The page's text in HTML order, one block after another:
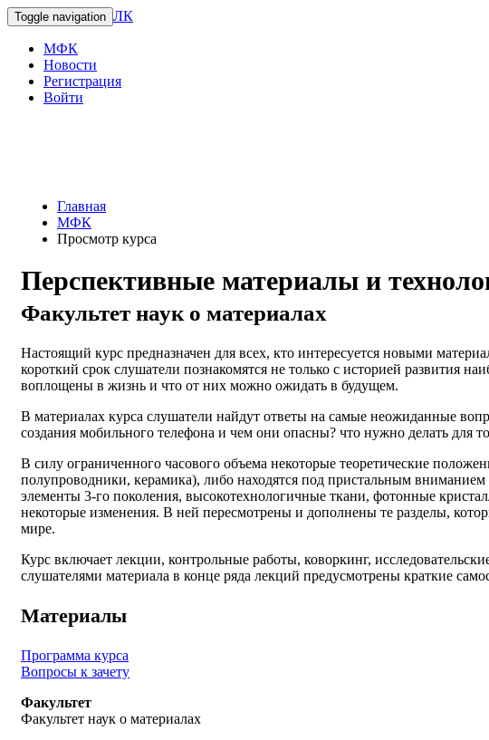
Toggle navigation ЛК
МФК
Новости
Регистрация
Войти
Главная
МФК
Просмотр курса
Перспективные материалы и
Факультет наук о материалах
Настоящий курс предназначен для всех, кто интересуется новыми
короткий срок слушатели познакомятся не только с историей развития
воплощены в жизнь и что от них можно ожидать в будущем.
В материалах курса слушатели найдут ответы на самые неожиданные
создания мобильного телефона и чем они опасны? что нужно делать для
В силу ограниченного часового объема некоторые теоретические
полупроводники, керамика), либо находятся под пристальным
элементы 3-го поколения, высокотехнологичные ткани, фотонные
некоторые изменения. В ней пересмотрены и дополнены те разделы,
мире.
Курс включает лекции, контрольные работы, коворкинг,
слушателями материала в конце ряда лекций предусмотрены краткие
Материалы
Программа курса
Вопросы к зачету
Факультет
Факультет наук о материалах